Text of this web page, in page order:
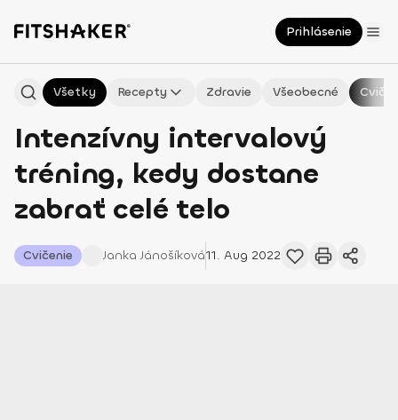
Prihlásenie
Všetky Recepty Zdravie Všeobecné
Intenzívny intervalový
tréning, kedy dostane
zabrať celé telo
Cvičenie Janka Jánošíková11. Aug 2022